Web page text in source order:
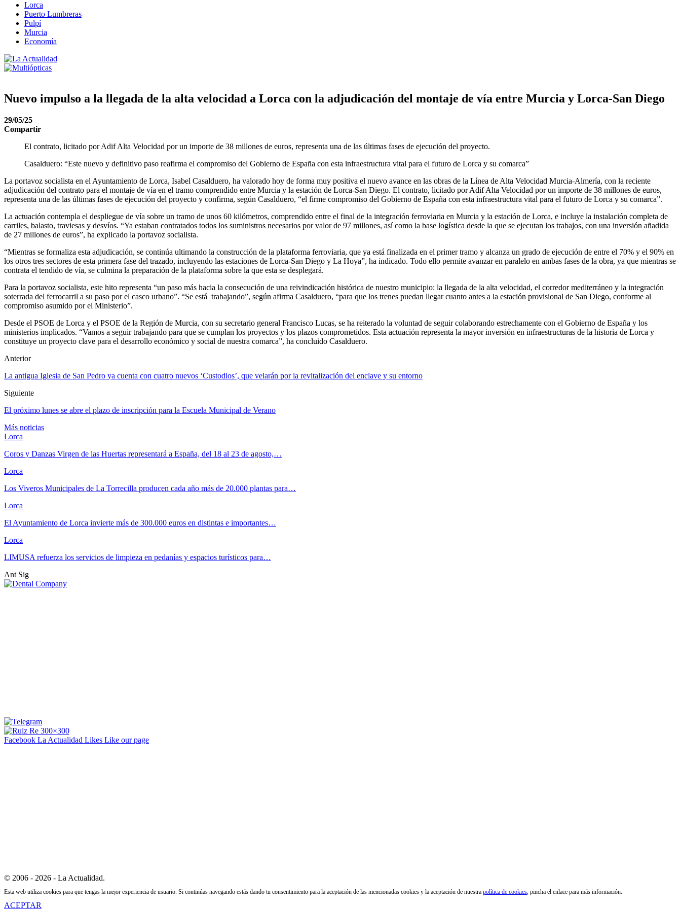
Lorca
Puerto Lumbreras
Pulpí
Murcia
Economía
Nuevo impulso a la llegada de la alta velocidad a Lorca con la adjudicación del montaje de vía entre Murcia y Lorca-San Diego
29/05/25
Compartir
El contrato, licitado por Adif Alta Velocidad por un importe de 38 millones de euros, representa una de las últimas fases de ejecución del proyecto.
Casalduero: “Este nuevo y definitivo paso reafirma el compromiso del Gobierno de España con esta infraestructura vital para el futuro de Lorca y su comarca”
La portavoz socialista en el Ayuntamiento de Lorca, Isabel Casalduero, ha valorado hoy de forma muy positiva el nuevo avance en las obras de la Línea de Alta Velocidad Murcia-Almería, con la reciente
adjudicación del contrato para el montaje de vía en el tramo comprendido entre Murcia y la estación de Lorca-San Diego. El contrato, licitado por Adif Alta Velocidad por un importe de 38 millones de euros,
representa una de las últimas fases de ejecución del proyecto y confirma, según Casalduero, “el firme compromiso del Gobierno de España con esta infraestructura vital para el futuro de Lorca y su comarca”.
La actuación contempla el despliegue de vía sobre un tramo de unos 60 kilómetros, comprendido entre el final de la integración ferroviaria en Murcia y la estación de Lorca, e incluye la instalación completa de
carriles, balasto, traviesas y desvíos. “Ya estaban contratados todos los suministros necesarios por valor de 97 millones, así como la base logística desde la que se ejecutan los trabajos, con una inversión añadida
de 27 millones de euros”, ha explicado la portavoz socialista.
“Mientras se formaliza esta adjudicación, se continúa ultimando la construcción de la plataforma ferroviaria, que ya está finalizada en el primer tramo y alcanza un grado de ejecución de entre el 70% y el 90% en
los otros tres sectores de esta primera fase del trazado, incluyendo las estaciones de Lorca-San Diego y La Hoya”, ha indicado. Todo ello permite avanzar en paralelo en ambas fases de la obra, ya que mientras se
contrata el tendido de vía, se culmina la preparación de la plataforma sobre la que esta se desplegará.
Para la portavoz socialista, este hito representa “un paso más hacia la consecución de una reivindicación histórica de nuestro municipio: la llegada de la alta velocidad, el corredor mediterráneo y la integración
soterrada del ferrocarril a su paso por el casco urbano”. “Se está trabajando”, según afirma Casalduero, “para que los trenes puedan llegar cuanto antes a la estación provisional de San Diego, conforme al
compromiso asumido por el Ministerio”.
Desde el PSOE de Lorca y el PSOE de la Región de Murcia, con su secretario general Francisco Lucas, se ha reiterado la voluntad de seguir colaborando estrechamente con el Gobierno de España y los
ministerios implicados. “Vamos a seguir trabajando para que se cumplan los proyectos y los plazos comprometidos. Esta actuación representa la mayor inversión en infraestructuras de la historia de Lorca y
constituye un proyecto clave para el desarrollo económico y social de nuestra comarca”, ha concluido Casalduero.
Anterior
La antigua Iglesia de San Pedro ya cuenta con cuatro nuevos ‘Custodios’, que velarán por la revitalización del enclave y su entorno
Siguiente
El próximo lunes se abre el plazo de inscripción para la Escuela Municipal de Verano
Más noticias
Lorca
Coros y Danzas Virgen de las Huertas representará a España, del 18 al 23 de agosto,…
Lorca
Los Viveros Municipales de La Torrecilla producen cada año más de 20.000 plantas para…
Lorca
El Ayuntamiento de Lorca invierte más de 300.000 euros en distintas e importantes…
Lorca
LIMUSA refuerza los servicios de limpieza en pedanías y espacios turísticos para…
Ant Sig
Facebook La Actualidad Likes Like our page
© 2006 - 2026 - La Actualidad.
Esta web utiliza cookies para que tengas la mejor experiencia de usuario. Si continúas navegando estás dando tu consentimiento para la aceptación de las mencionadas cookies y la aceptación de nuestra política de cookies, pincha el enlace para más información.
ACEPTAR